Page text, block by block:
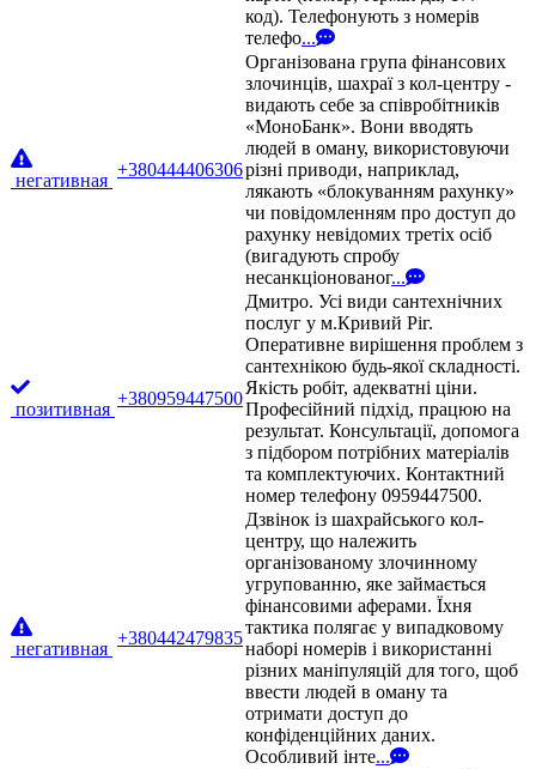
код). Телефонують з номерів
телефо...
негативная
+380444406306
Організована група фінансових
злочинців, шахраї з кол-центру -
видають себе за співробітників
«МоноБанк». Вони вводять
людей в оману, використовуючи
різні приводи, наприклад,
лякають «блокуванням рахунку»
чи повідомленням про доступ до
рахунку невідомих третіх осіб
(вигадують спробу
несанкціонованог...
позитивная
+380959447500
Дмитро. Усі види сантехнічних
послуг у м.Кривий Ріг.
Оперативне вирішення проблем з
сантехнікою будь-якої складності.
Якість робіт, адекватні ціни.
Професійний підхід, працюю на
результат. Консультації, допомога
з підбором потрібних матеріалів
та комплектуючих. Контактний
номер телефону 0959447500.
негативная
+380442479835
Дзвінок із шахрайського кол-
центру, що належить
організованому злочинному
угрупованню, яке займається
фінансовими аферами. Їхня
тактика полягає у випадковому
наборі номерів і використанні
різних маніпуляцій для того, щоб
ввести людей в оману та
отримати доступ до
конфіденційних даних.
Особливий інте...